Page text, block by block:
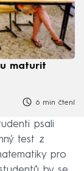
maturit
6 min čtení
psali
test z
pro